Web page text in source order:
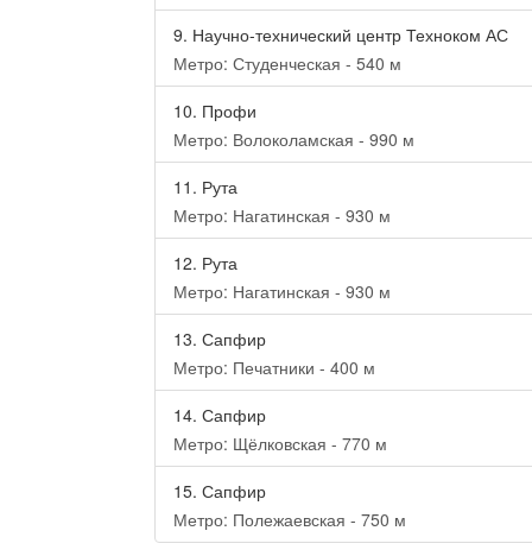
9. Научно-технический центр Техноком АС
Метро: Студенческая - 540 м
10. Профи
Метро: Волоколамская - 990 м
11. Рута
Метро: Нагатинская - 930 м
12. Рута
Метро: Нагатинская - 930 м
13. Сапфир
Метро: Печатники - 400 м
14. Сапфир
Метро: Щёлковская - 770 м
15. Сапфир
Метро: Полежаевская - 750 м